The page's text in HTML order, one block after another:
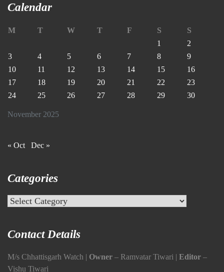
Calendar
November 2025
M T W T F S
S
1
2
3
4 5 6 7 8
9
10
11 12 13 14 15
16
17
18 19 20 21 22
23
24
25 26 27 28 29 30
« Oct Dec »
Categories
Categories
Contact Details
M/s Chhattisgarh Watch | Owner – Ramvatar Tiwari | Editor –
Vishu Tiwari